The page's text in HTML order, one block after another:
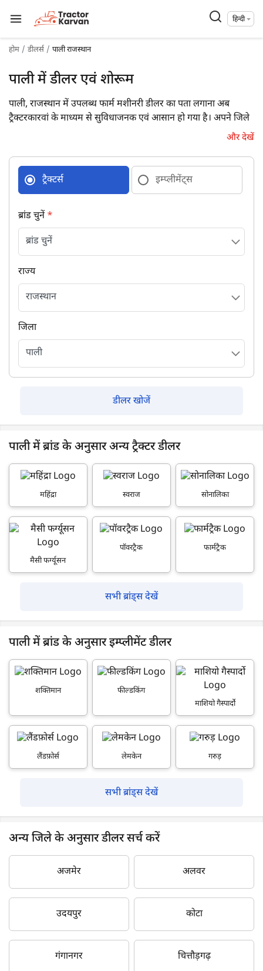
हिन्दी
होम डीलर्स पाली राजस्थान
पाली में डीलर एवं शोरूम
पाली, राजस्थान में उपलब्ध फार्म मशीनरी डीलर का पता लगाना अब
ट्रैक्टरकारवां के माध्यम से सुविधाजनक एवं आसान हो गया है। अपने जिले
में उपलब्ध 1 फार्म मशीनरी डीलरों की डिटेल्स पूरे पते एवं संपर्क विवरण के
और देखें
ट्रैक्टर्स इम्प्लीमेंट्स
ब्रांड चुनें*
राज्य
जिला
डीलर खोजें
पाली में ब्रांड के अनुसार अन्य ट्रैक्टर डीलर
महिंद्रा स्वराज सोनालिका
मैसी फर्ग्यूसन
पॉवरट्रैक फार्मट्रैक
सभी ब्रांड्स देखें
पाली में ब्रांड के अनुसार इम्प्लीमेंट डीलर
शक्तिमान
फील्डकिंग
माशियो गैस्पार्दो
लैंडफ़ोर्स लेमकेन गरुड़
सभी ब्रांड्स देखें
अन्य जिले के अनुसार डीलर सर्च करें
अजमेर अलवर
उदयपुर कोटा
गंगानगर चित्तौड़गढ़